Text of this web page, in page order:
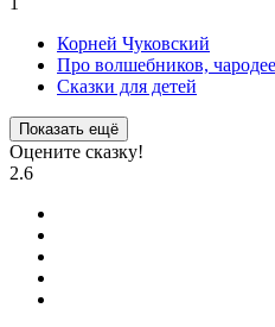
Корней Чуковский
Про волшебников,
Сказки для детей
Показать ещё
Оцените сказку!
2.6